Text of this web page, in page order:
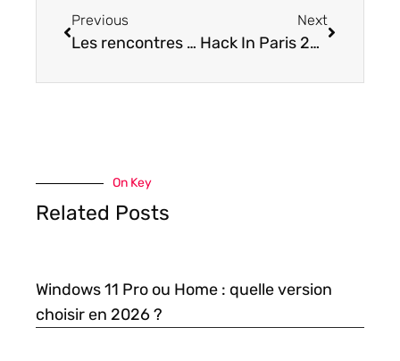
Previous
Les rencontres sur Facebook sont enfin là !
Next
Hack In Paris 2021 : Sysdream a organisé le rendez-vous des professionnels de la cybersécurité
On Key
Related Posts
Windows 11 Pro ou Home : quelle version
choisir en 2026 ?